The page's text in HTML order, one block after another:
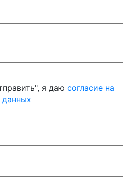
я даю согласие на
данных